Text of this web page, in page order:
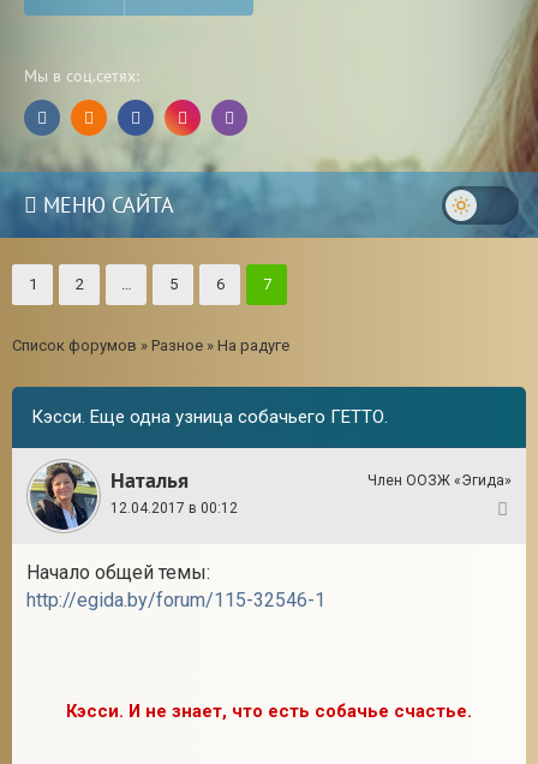
Мы в соц.сетях:
МЕНЮ САЙТА
1 2 … 5 6 7
Список форумов » Разное » На радуге
Кэсси. Еще одна узница собачьего ГЕТТО.
Наталья
Член ООЗЖ «Эгида»
12.04.2017 в 00:12
Начало общей темы:
http://egida.by/forum/115-32546-1
Кэсси. И не знает, что есть собачье счастье.